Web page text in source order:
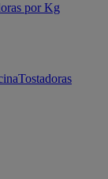
por Kg
Tostadoras